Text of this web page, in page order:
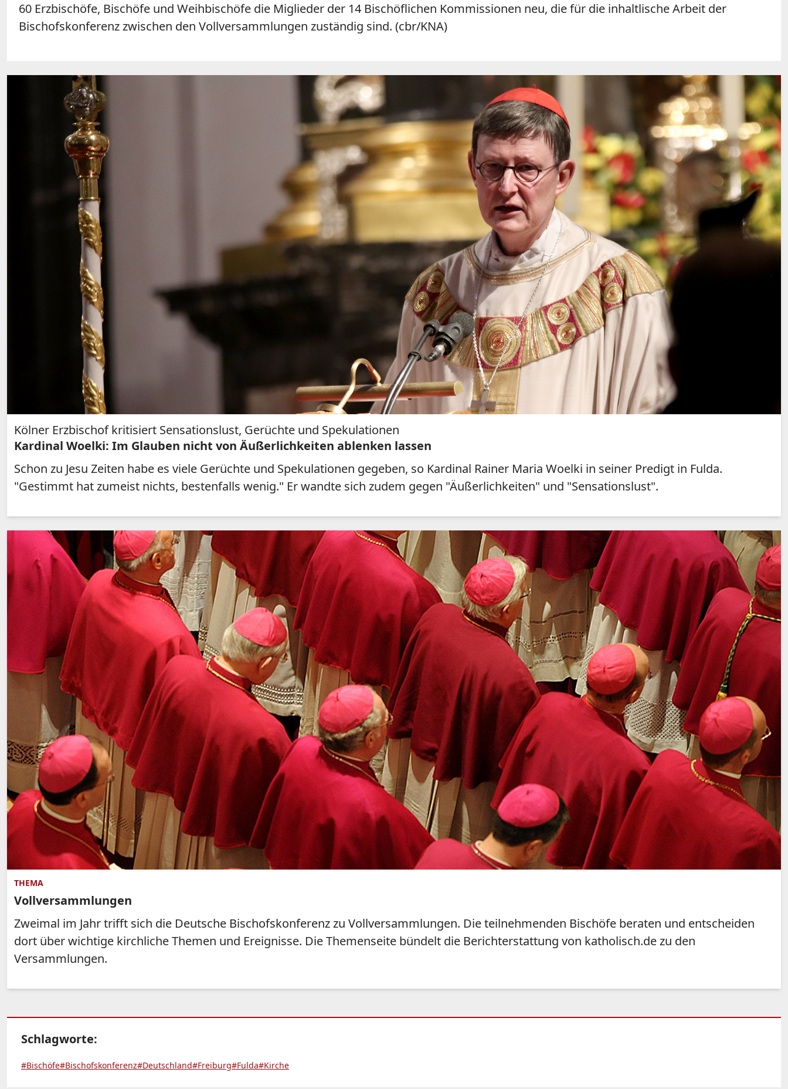
60 Erzbischöfe, Bischöfe und Weihbischöfe die Miglieder der 14 Bischöflichen Kommissionen neu, die für die inhaltlische Arbeit der
Bischofskonferenz zwischen den Vollversammlungen zuständig sind. (cbr/KNA)
Kölner Erzbischof kritisiert Sensationslust, Gerüchte und Spekulationen
Kardinal Woelki: Im Glauben nicht von Äußerlichkeiten ablenken lassen
Schon zu Jesu Zeiten habe es viele Gerüchte und Spekulationen gegeben, so Kardinal Rainer Maria Woelki in seiner Predigt in Fulda.
"Gestimmt hat zumeist nichts, bestenfalls wenig." Er wandte sich zudem gegen "Äußerlichkeiten" und "Sensationslust".
THEMA
Vollversammlungen
Zweimal im Jahr trifft sich die Deutsche Bischofskonferenz zu Vollversammlungen. Die teilnehmenden Bischöfe beraten und entscheiden
dort über wichtige kirchliche Themen und Ereignisse. Die Themenseite bündelt die Berichterstattung von katholisch.de zu den
Versammlungen.
Schlagworte:
#Bischöfe#Bischofskonferenz#Deutschland#Freiburg#Fulda#Kirche